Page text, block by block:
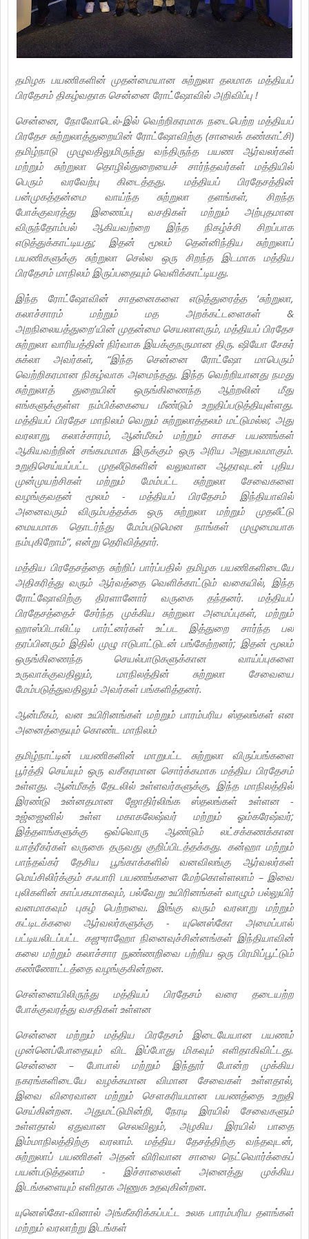
தமிழக பயணிகளின் முதன்மையான சுற்றுலா தலமாக மத்தியப்
பிரதேசம் திகழ்வதாக சென்னை ரோட்ஷோவில் அறிவிப்பு !
சென்னை, நோவோடெல்-இல் வெற்றிகரமாக நடைபெற்ற மத்தியப்
பிரதேச சுற்றுலாத்துறையின் ரோட்ஷோவிற்கு (சாலைக் கண்காட்சி)
தமிழ்நாடு முழுவதிலுமிருந்து வந்திருந்த பயண ஆர்வலர்கள்
மற்றும் சுற்றுலா தொழில்துறையைச் சார்ந்தவர்கள் மத்தியில்
பெரும் வரவேற்பு கிடைத்தது. மத்தியப் பிரதேசத்தின்
பன்முகத்தன்மை வாய்ந்த சுற்றுலா தளங்கள், சிறந்த
போக்குவரத்து இணைப்பு வசதிகள் மற்றும் அற்புதமான
விருந்தோம்பல் ஆகியவற்றை இந்த நிகழ்ச்சி சிறப்பாக
எடுத்துக்காட்டியது; இதன் மூலம் தென்னிந்திய சுற்றுலாப்
பயணிகளுக்கு சுற்றுலா செல்ல ஒரு சிறந்த இடமாக மத்திய
பிரதேசம் மாநிலம் இருப்பதையும் வெளிக்காட்டியது.
இந்த ரோட்ஷோவின் சாதனைகளை எடுத்துரைத்த ‘சுற்றுலா,
கலாச்சாரம் மற்றும் மத அறக்கட்டளைகள் &
அறநிலையத்துறை’யின் முதன்மை செயலாளரும், மத்தியப் பிரதேச
சுற்றுலா வாரியத்தின் நிர்வாக இயக்குநருமான திரு. ஷியோ சேகர்
சுக்லா அவர்கள், “இந்த சென்னை ரோட்ஷோ மாபெரும்
வெற்றிகரமான நிகழ்வாக அமைந்தது. இந்த வெற்றியானது நமது
சுற்றுலாத் துறையின் ஒருங்கிணைந்த ஆற்றலின் மீது
எங்களுக்குள்ள நம்பிக்கையை மீண்டும் உறுதிப்படுத்தியுள்ளது.
மத்தியப் பிரதேச மாநிலம் வெறும் சுற்றுலாத்தலம் மட்டுமல்ல; அது
வரலாறு, கலாச்சாரம், ஆன்மீகம் மற்றும் சாகச பயணங்கள்
ஆகியவற்றின் சங்கமமாக இருக்கும் ஒரு அரிய அனுபவமாகும்.
உறுதிசெய்யப்பட்ட முதலீடுகளின் வலுவான ஆதரவுடன் புதிய
முன்முயற்சிகள் மற்றும் மேம்பட்ட சுற்றுலா சேவைகளை
வழங்குவதன் மூலம் - மத்தியப் பிரதேசம் இந்தியாவில்
அனைவரும் விரும்பத்தக்க ஒரு சுற்றுலா மற்றும் முதலீட்டு
மையமாக தொடர்ந்து மேம்படுமென நாங்கள் முழுமையாக
நம்புகிறோம்”, என்று தெரிவித்தார்.
மத்திய பிரதேசத்தை சுற்றிப் பார்ப்பதில் தமிழக பயணிகளிடையே
அதிகரித்து வரும் ஆர்வத்தை வெளிக்காட்டும் வகையில், இந்த
ரோட்ஷோவிற்கு திரளானோர் வருகை தந்தனர். மத்தியப்
பிரதேசத்தைச் சேர்ந்த முக்கிய சுற்றுலா அமைப்புகள், மற்றும்
ஹாஸ்பிடாலிட்டி பார்ட்னர்கள் உட்பட இத்துறை சார்ந்த பல
தரப்பினரும் இதில் முழு ஈடுபாட்டுடன் பங்கேற்றனர்; இதன் மூலம்
ஒருங்கிணைந்த செயல்பாடுகளுக்கான வாய்ப்புகளை
உருவாக்குவதிலும், மாநிலத்தின் சுற்றுலா சேவையை
மேம்படுத்துவதிலும் அவர்கள் பங்களித்தனர்.
ஆன்மீகம், வன உயிரினங்கள் மற்றும் பாரம்பரிய ஸ்தலங்கள் என
அனைத்தையும் கொண்ட மாநிலம்
தமிழ்நாட்டின் பயணிகளின் மாறுபட்ட சுற்றுலா விருப்பங்களை
பூர்த்தி செய்யும் ஒரு வசீகரமான சொர்க்கமாக மத்திய பிரதேசம்
உள்ளது. ஆன்மீகத் தேடலில் உள்ளவர்களுக்கு, இந்த மாநிலத்தில்
இரண்டு உன்னதமான ஜோதிர்லிங்க ஸ்தலங்கள் உள்ளன -
உஜ்ஜைனில் உள்ள மகாகலேஷ்வர் மற்றும் ஓம்கரேஷ்வர்;
இத்தளங்களுக்கு ஒவ்வொரு ஆண்டும் லட்சக்கணக்கான
யாத்ரீகர்கள் வருகை தருவது குறிப்பிடத்தக்கது. கன்ஹா மற்றும்
பாந்தவ்கர் தேசிய பூங்காக்களில் வனவிலங்கு ஆர்வலர்கள்
மெய்சிலிர்க்கும் சஃபாரி பயணங்களை மேற்கொள்ளலாம் – இவை
புலிகளின் காப்பகமாகவும், பல்வேறு உயிரினங்கள் வாழும் பல்லுயிர்
வனமாகவும் புகழ் பெற்றவை. இங்கு வரும் வரலாறு மற்றும்
கட்டிடக்கலை ஆர்வலர்களுக்கு - யுனெஸ்கோ அமைப்பால்
பட்டியலிடப்பட்ட கஜுராஹோ நினைவுச்சின்னங்கள் இந்தியாவின்
கலை மற்றும் கலாச்சார நுண்ணறிவை பற்றிய ஒரு பிரமிப்பூட்டும்
கண்ணோட்டத்தை வழங்குகின்றன.
சென்னையிலிருந்து மத்தியப் பிரதேசம் வரை தடையற்ற
போக்குவரத்து வசதிகள் உள்ளன
சென்னை மற்றும் மத்திய பிரதேசம் இடையேயான பயணம்
முன்னெப்போதையும் விட இப்போது மிகவும் எளிதாகிவிட்டது.
சென்னை – போபால் மற்றும் இந்தூர் போன்ற முக்கிய
நகரங்களிடையே வழக்கமான விமான சேவைகள் உள்ளதால்,
இவை விரைவான மற்றும் சௌகரியமான பயணத்தை உறுதி
செய்கின்றன. அதுமட்டுமின்றி, நேரடி இரயில் சேவைகளும்
உள்ளதால் ஏதுவான செலவிலும், அழகிய இரயில் பாதை
இம்மாநிலத்திற்கு வரலாம். மத்திய தேசத்திற்கு வந்தவுடன்,
சுற்றுலாப் பயணிகள் அதன் விரிவான சாலை நெட்வொர்க்கைப்
பயன்படுத்தலாம் - இச்சாலைகள் அனைத்து முக்கிய
இடங்களையும் எளிதாக அணுக உதவுகின்றன.
யுனெஸ்கோ-வினால் அங்கீகரிக்கப்பட்ட உலக பாரம்பரிய தளங்கள்
மற்றும் வரலாற்று இடங்கள்